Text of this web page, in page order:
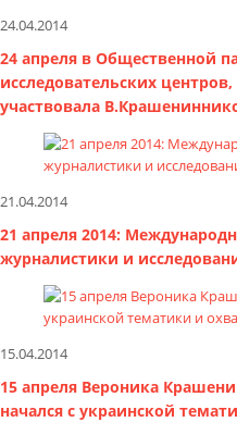
24.04.2014
24 апреля в Общественной
исследовательских
участвовала
21.04.2014
21 апреля 2014:
журналистики и
15.04.2014
15 апреля Вероника
начался с украинской